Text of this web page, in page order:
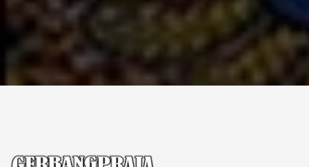
ꦔꦤ꧀ꦧꦤ꧀ꦠꦸꦭ꧀ꦪꦺꦴꦒ꧀ꦚꦏꦂꦠ
Bintaran Wetan 06 Kalurahan Srimulyo, Kapanewon Piyungan, Kab. Bantul,
Daerah Istimewa Yogyakarta 55792